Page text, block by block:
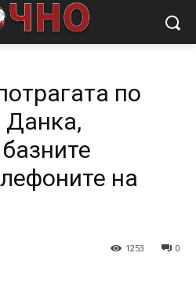
ден од потрагата по исчезнатата
по
Данка,
на
0
1253